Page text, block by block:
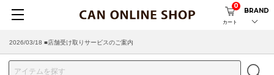
カート
0
BRAND
2026/03/18 ■店舗受け取りサービスのご案内